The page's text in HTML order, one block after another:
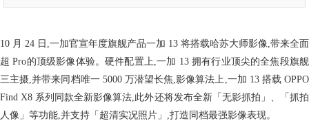
10 月 24 日,一加官宣年度旗舰产品一加 13 将搭载哈苏大师影像,带来全面
超 Pro的顶级影像体验。硬件配置上,一加 13 拥有行业顶尖的全焦段旗舰
三主摄,并带来同档唯一 5000 万潜望长焦,影像算法上,一加 13 搭载 OPPO
Find X8 系列同款全新影像算法,此外还将发布全新「无影抓拍」、「抓拍
人像」等功能,并支持「超清实况照片」,打造同档最强影像表现。